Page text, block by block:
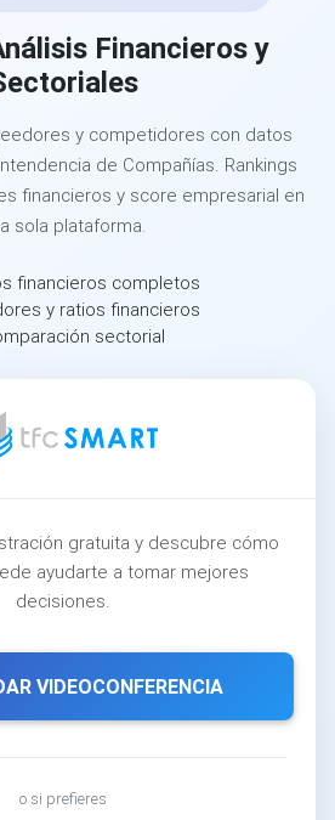
Financieros y
y competidores con datos
de Compañías. Rankings
financieros y score empresarial en
sola plataforma.
financieros completos
y ratios financieros
sectorial
gratuita y descubre cómo
ayudarte a tomar mejores
decisiones.
VIDEOCONFERENCIA
o si prefieres